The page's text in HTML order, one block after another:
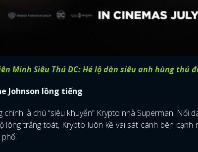
Minh Siêu Thú DC: Hé lộ dàn siêu anh hùng thú
Johnson lồng tiếng
chính là chú “siêu khuyển” Krypto nhà Superman.
lông trắng toát, Krypto luôn kề vai sát cánh bên